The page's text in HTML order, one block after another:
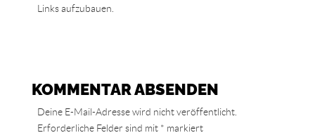
Links aufzubauen.
KOMMENTAR ABSENDEN
Deine E-Mail-Adresse wird nicht veröffentlicht.
Erforderliche Felder sind mit * markiert